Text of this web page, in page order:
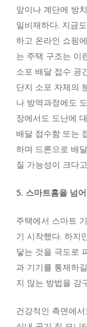
앞이나 계단에 방
일비재하다. 지금
하고 온라인 쇼핑
는 주택 구조는 이
소포 배달 접수 공
단지 소포 자체의
나 방역과정에도
장에서도 도난에
배달 접수함 또는
하며 드론으로 배
질 가능성이 크다
5. 스마트홈을 넘
주택에서 스마트
기 시작했다. 하지
닿는 것을 극도로
과 기기를 통제하
지 않는 방법을 강
건강적인 측면에